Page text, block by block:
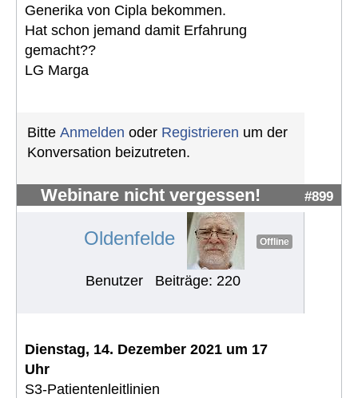
Generika von Cipla bekommen.
Hat schon jemand damit Erfahrung
gemacht??
LG Marga
Bitte Anmelden oder Registrieren um der
Konversation beizutreten.
Webinare nicht vergessen! #899
Oldenfelde Offline
Benutzer Beiträge: 220
Dienstag, 14. Dezember 2021 um 17
Uhr
S3-Patientenleitlinien